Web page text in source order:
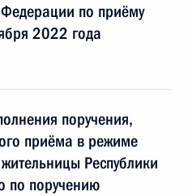
по приёму
2022 года
поручения,
приёма в режиме
Республики
по поручению